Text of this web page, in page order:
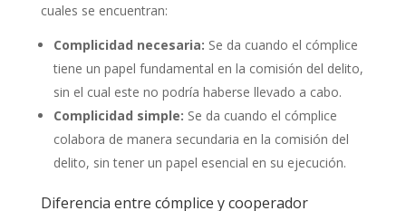
cuales se encuentran:
Complicidad necesaria: Se da cuando el cómplice
tiene un papel fundamental en la comisión del delito,
sin el cual este no podría haberse llevado a cabo.
Complicidad simple: Se da cuando el cómplice
colabora de manera secundaria en la comisión del
delito, sin tener un papel esencial en su ejecución.
Diferencia entre cómplice y cooperador